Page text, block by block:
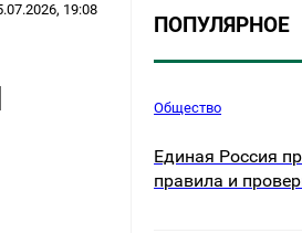
19:08
ПОПУЛЯРНОЕ
Общество
Единая Россия
правила и